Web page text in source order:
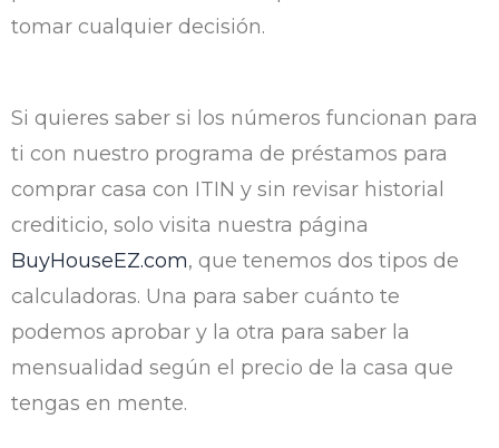
tomar cualquier decisión.
Si quieres saber si los números funcionan para
ti con nuestro programa de préstamos para
comprar casa con ITIN y sin revisar historial
crediticio, solo visita nuestra página
BuyHouseEZ.com, que tenemos dos tipos de
calculadoras. Una para saber cuánto te
podemos aprobar y la otra para saber la
mensualidad según el precio de la casa que
tengas en mente.